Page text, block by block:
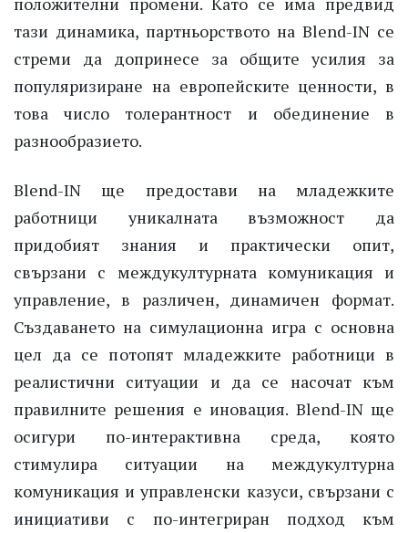
тази динамика, партньорството на Blend-IN се
стреми да допринесе за общите усилия за
популяризиране на европейските ценности, в
това число толерантност и обединение в
разнообразието.
Blend-IN ще предостави на младежките
работници уникалната възможност да
придобият знания и практически опит,
свързани с междукултурната комуникация и
управление, в различен, динамичен формат.
Създаването на симулационна игра с основна
цел да се потопят младежките работници в
реалистични ситуации и да се насочат към
правилните решения е иновация. Blend-IN ще
осигури по-интерактивна среда, която
стимулира ситуации на междукултурна
комуникация и управленски казуси, свързани с
инициативи с по-интегриран подход към